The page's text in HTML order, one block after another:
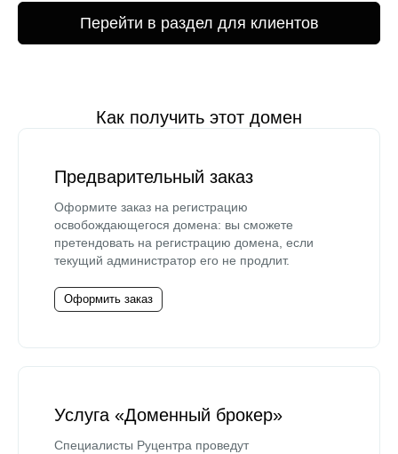
Перейти в раздел для клиентов
Как получить этот домен
Предварительный заказ
Оформите заказ на регистрацию
освобождающегося домена: вы сможете
претендовать на регистрацию домена, если
текущий администратор его не продлит.
Оформить заказ
Услуга «Доменный брокер»
Специалисты Руцентра проведут